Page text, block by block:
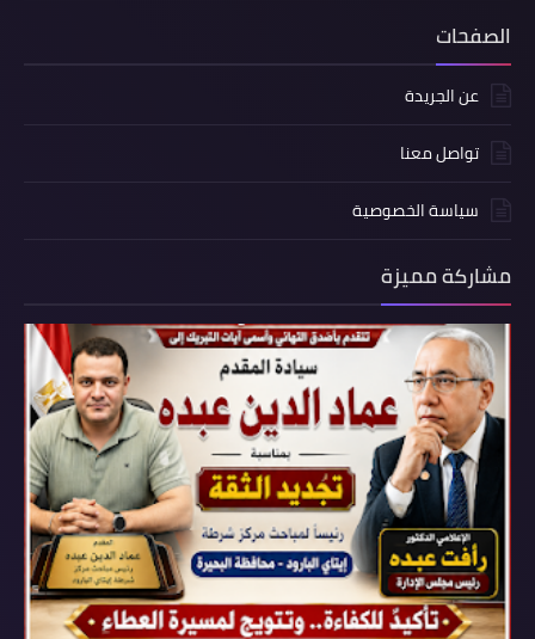
الصفحات
عن الجريدة
تواصل معنا
سياسة الخصوصية
مشاركة مميزة